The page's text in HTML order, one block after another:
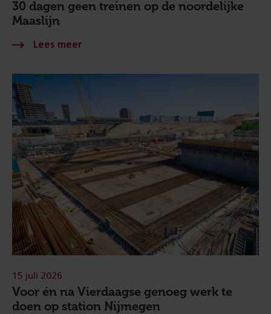
30 dagen geen treinen op de noordelijke
Maaslijn
Voor én na Vierdaagse genoeg werk te
doen op station Nijmegen
15 juli 2026